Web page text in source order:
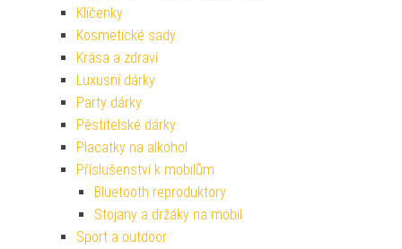
Klíčenky
Kosmetické sady
Krása a zdraví
Luxusní dárky
Party dárky
Pěstitelské dárky
Placatky na alkohol
Příslušenství k mobilům
Bluetooth reproduktory
Stojany a držáky na mobil
Sport a outdoor